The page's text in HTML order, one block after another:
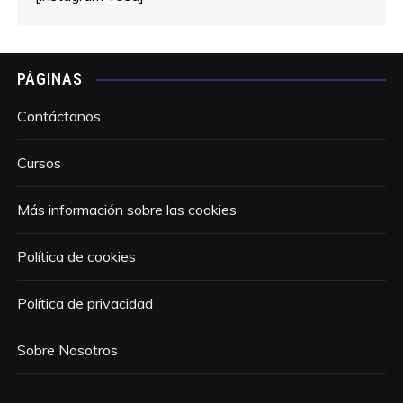
PÁGINAS
Contáctanos
Cursos
Más información sobre las cookies
Política de cookies
Política de privacidad
Sobre Nosotros